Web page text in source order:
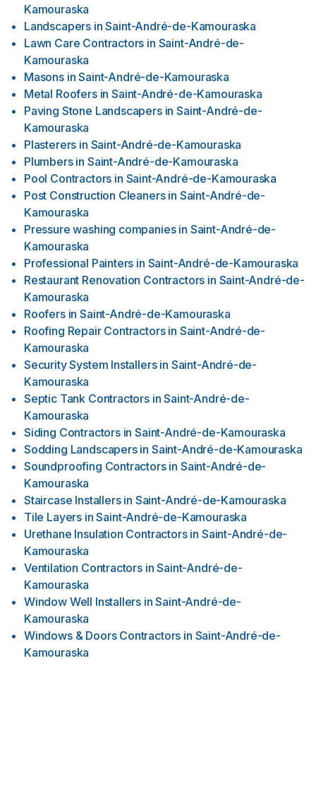
Kamouraska
Landscapers in Saint-André-de-Kamouraska
Lawn Care Contractors in Saint-André-de-
Kamouraska
Masons in Saint-André-de-Kamouraska
Metal Roofers in Saint-André-de-Kamouraska
Paving Stone Landscapers in Saint-André-de-
Kamouraska
Plasterers in Saint-André-de-Kamouraska
Plumbers in Saint-André-de-Kamouraska
Pool Contractors in Saint-André-de-Kamouraska
Post Construction Cleaners in Saint-André-de-
Kamouraska
Pressure washing companies in Saint-André-de-
Kamouraska
Professional Painters in Saint-André-de-Kamouraska
Restaurant Renovation Contractors in Saint-André-de-
Kamouraska
Roofers in Saint-André-de-Kamouraska
Roofing Repair Contractors in Saint-André-de-
Kamouraska
Security System Installers in Saint-André-de-
Kamouraska
Septic Tank Contractors in Saint-André-de-
Kamouraska
Siding Contractors in Saint-André-de-Kamouraska
Sodding Landscapers in Saint-André-de-Kamouraska
Soundproofing Contractors in Saint-André-de-
Kamouraska
Staircase Installers in Saint-André-de-Kamouraska
Tile Layers in Saint-André-de-Kamouraska
Urethane Insulation Contractors in Saint-André-de-
Kamouraska
Ventilation Contractors in Saint-André-de-
Kamouraska
Window Well Installers in Saint-André-de-
Kamouraska
Windows & Doors Contractors in Saint-André-de-
Kamouraska